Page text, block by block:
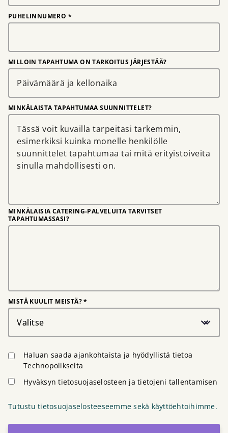
PUHELINNUMERO *
MILLOIN TAPAHTUMA ON TARKOITUS JÄRJESTÄÄ?
MINKÄLAISTA TAPAHTUMAA SUUNNITTELET?
MINKÄLAISIA CATERING-PALVELUITA TARVITSET
TAPAHTUMASSASI?
MISTÄ KUULIT MEISTÄ? *
Valitse
Haluan saada ajankohtaista ja hyödyllistä tietoa
Technopolikselta
Hyväksyn tietosuojaselosteen ja tietojeni tallentamisen
Tutustu tietosuojaselosteeseemme sekä käyttöehtoihimme.